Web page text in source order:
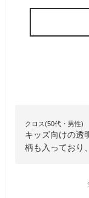
クロス(50代・男性)
キッズ向けの透
柄も入っており